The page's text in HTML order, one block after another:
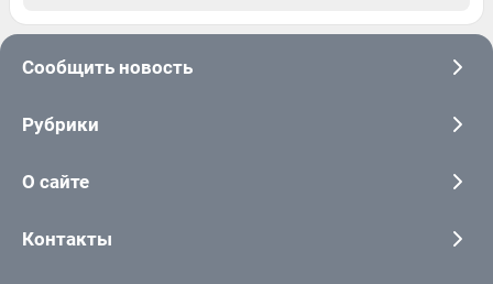
Сообщить новость
Рубрики
О сайте
Контакты